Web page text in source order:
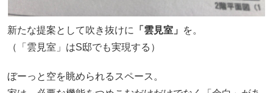
新たな提案として吹き抜けに 「雲見室」
を。
（「雲見室」はS邸でも実現する）
ぼーっと空を眺められるスペース。